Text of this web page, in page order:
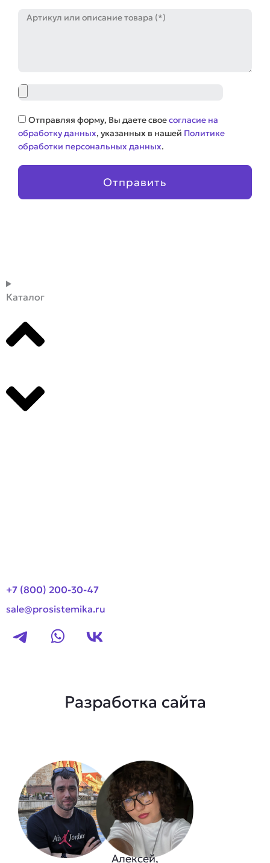
Артикул
Файл
Соглашение
Отправляя форму, Вы даете своесогласие на
обработку данных, указанных в нашей Политике
обработки персональных данных.
Отправить
Каталог
+7 (800) 200-30-47
sale@prosistemika.ru
Разработка сайта
Алексей,